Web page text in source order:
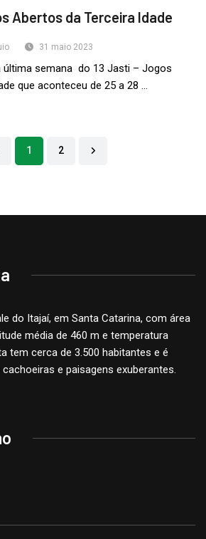
Abertos da Terceira Idade
31 maio 2023
última semana do 13 Jasti – Jogos
que aconteceu de 25 a 28 ...
1 2
do Itajaí, em Santa Catarina, com área
média de 460 m e temperatura
tem cerca de 3.500 habitantes e é
e paisagens exuberantes.